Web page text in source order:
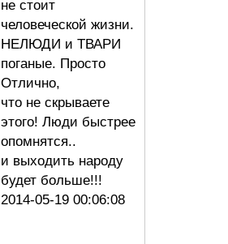
не стоит
человеческой жизни.
НЕЛЮДИ и ТВАРИ
поганые. Просто
Отлично,
что не скрываете
этого! Люди быстрее
опомнятся..
и выходить народу
будет больше!!!
2014-05-19 00:06:08